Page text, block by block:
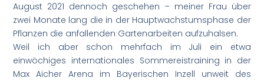
August 2021 dennoch geschehen – meiner Frau über
zwei Monate lang die in der Hauptwachstumsphase der
Pflanzen die anfallenden Gartenarbeiten aufzuhalsen.
Weil ich aber schon mehrfach im Juli ein etwa
einwöchiges internationales Sommereistraining in der
Max Aicher Arena im Bayerischen Inzell unweit des